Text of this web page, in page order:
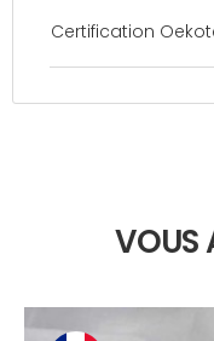
Certification
VOUS